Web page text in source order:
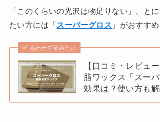
「このくらいの光沢は物足りない」、と
たい方には「スーパーグロス 」がおすすめ
あわせて読みたい
【口コミ・レビュ
脂ワックス「スー
効果は？使い方も解